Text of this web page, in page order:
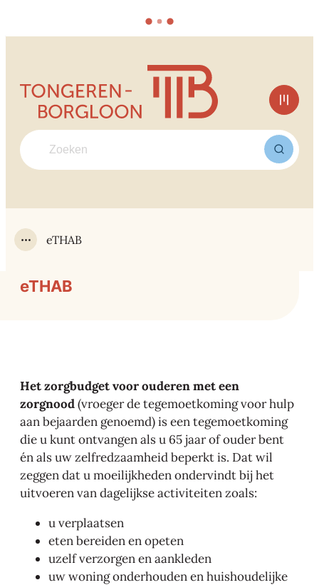
Waarmee kunnen we jou helpen?
Toon alle broodkruimel items
eTHAB
eTHAB
Het zorgbudget voor ouderen met een
zorgnood(vroeger de tegemoetkoming voor hulp
aan bejaarden genoemd) is een tegemoetkoming
die u kunt ontvangen als u 65 jaar of ouder bent
én als uw zelfredzaamheid beperkt is. Dat wil
zeggen dat u moeilijkheden ondervindt bij het
uitvoeren van dagelijkse activiteiten zoals:
u verplaatsen
eten bereiden en opeten
uzelf verzorgen en aankleden
uw woning onderhouden en huishoudelijke